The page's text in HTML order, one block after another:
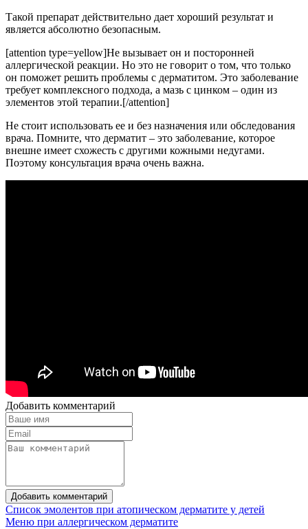
Такой препарат действительно дает хороший результат и
является абсолютно безопасным.
[attention type=yellow]Не вызывает он и посторонней
аллергической реакции. Но это не говорит о том, что только
он поможет решить проблемы с дерматитом. Это заболевание
требует комплексного подхода, а мазь с цинком – один из
элементов этой терапии.[/attention]
Не стоит использовать ее и без назначения или обследования
врача. Помните, что дерматит – это заболевание, которое
внешне имеет схожесть с другими кожными недугами.
Поэтому консультация врача очень важна.
Добавить комментарий
Добавить комментарий
Список эмолентов при атопическом дерматите у детей
Меню при аллергическом дерматите